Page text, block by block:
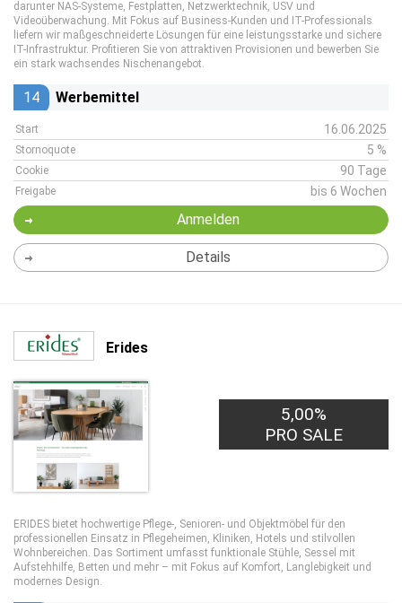
darunter NAS-Systeme, Festplatten, Netzwerktechnik, USV und
Videoüberwachung. Mit Fokus auf Business-Kunden und IT-Professionals
liefern wir maßgeschneiderte Lösungen für eine leistungsstarke und sichere
IT-Infrastruktur. Profitieren Sie von attraktiven Provisionen und bewerben Sie
ein stark wachsendes Nischenangebot.
14 Werbemittel
Start 16.06.2025
Stornoquote 5 %
Cookie 90 Tage
Freigabe bis 6 Wochen
Anmelden
Details
Erides
5,00%
PRO SALE
ERIDES bietet hochwertige Pflege-, Senioren- und Objektmöbel für den
professionellen Einsatz in Pflegeheimen, Kliniken, Hotels und stilvollen
Wohnbereichen. Das Sortiment umfasst funktionale Stühle, Sessel mit
Aufstehhilfe, Betten und mehr – mit Fokus auf Komfort, Langlebigkeit und
modernes Design.